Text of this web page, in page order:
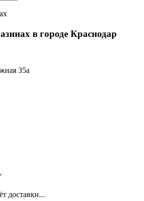
в городе Краснодар
35а
доставки...